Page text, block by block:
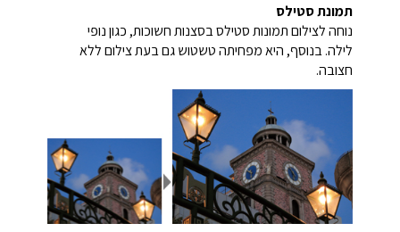
תמונת סטילס
נוחה לצילום תמונות סטילס בסצנות חשוכות, כגון נופי
לילה. בנוסף, היא מפחיתה טשטוש גם בעת צילום ללא
חצובה.